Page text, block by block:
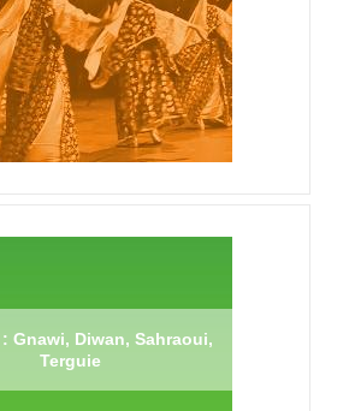
: Gnawi, Diwan, Sahraoui,
Terguie